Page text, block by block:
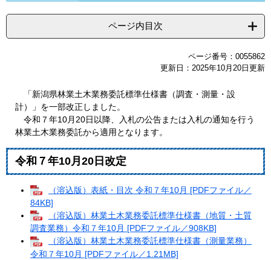
ページ内目次
ページ番号：0055862
更新日：2025年10月20日更新
「新潟県林業土木業務委託標準仕様書（調査・測量・設
計）」を一部改正しました。
令和７年10月20日以降、入札の公告または入札の通知を行う
林業土木業務委託から適用となります。
令和７年10月20日改定
（溶込版）表紙・目次 令和７年10月 [PDFファイル／
84KB]
（溶込版）林業土木業務委託標準仕様書（地質・土質
調査業務）令和７年10月 [PDFファイル／908KB]
（溶込版）林業土木業務委託標準仕様書（測量業務）
令和７年10月 [PDFファイル／1.21MB]